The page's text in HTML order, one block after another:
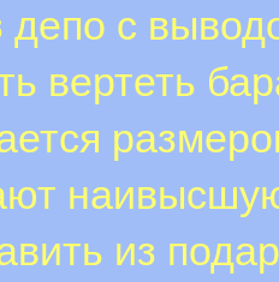
депо с
вертеть
из